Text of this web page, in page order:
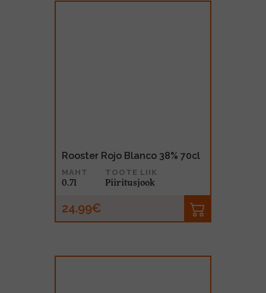
Rooster Rojo Blanco 38% 70cl
MAHT
0.7l
TOOTE LIIK
Piiritusjook
24.99€